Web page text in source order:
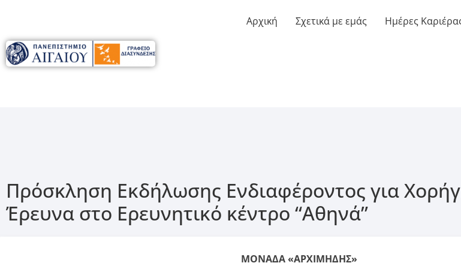
Αρχική Σχετικά με εμάς Ημέρες
Πρόσκληση Εκδήλωσης Ενδιαφέροντος για
Έρευνα στο Ερευνητικό κέντρο “Αθηνά”
ΜΟΝΑΔΑ «ΑΡΧΙΜΗΔΗΣ»